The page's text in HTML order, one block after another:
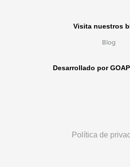
Desarrollado por
Política de
Visita nuestros
Blog